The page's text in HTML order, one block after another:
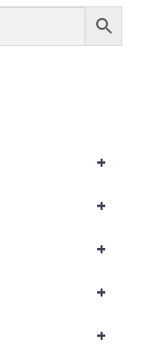
+
+
+
+
+